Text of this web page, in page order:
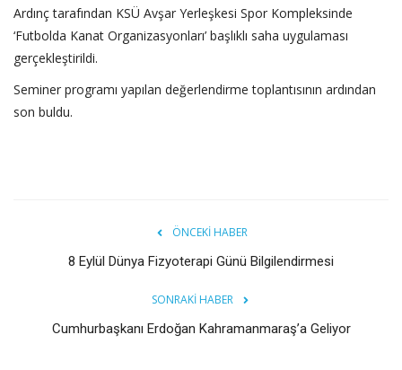
Ardınç tarafından KSÜ Avşar Yerleşkesi Spor Kompleksinde
‘Futbolda Kanat Organizasyonları’ başlıklı saha uygulaması
gerçekleştirildi.
Seminer programı yapılan değerlendirme toplantısının ardından
son buldu.
ÖNCEKI HABER
8 Eylül Dünya Fizyoterapi Günü Bilgilendirmesi
SONRAKI HABER
Cumhurbaşkanı Erdoğan Kahramanmaraş’a Geliyor